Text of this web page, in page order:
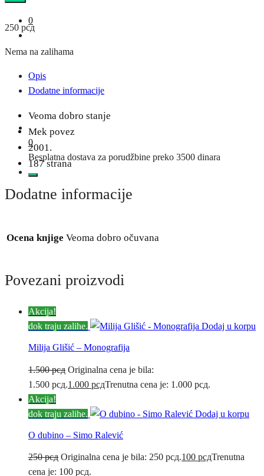
0
0
Besplatna dostava za porudžbine preko 3500 dinara
250 рсд
Nema na zalihama
Opis
Dodatne informacije
Veoma dobro stanje
Mek povez
2001.
187 strana
Dodatne informacije
Ocena knjige Veoma dobro očuvana
Povezani proizvodi
Akcija!
dok traju zalihe.
Dodaj u korpu
Milija Glišić – Monografija
1.500рсд Originalna cena je bila:
1.500 рсд.1.000 рсдTrenutna cena je: 1.000 рсд.
Akcija!
dok traju zalihe.
Dodaj u korpu
O dubino – Simo Ralević
250рсд Originalna cena je bila: 250 рсд.100 рсдTrenutna
cena je: 100 рсд.